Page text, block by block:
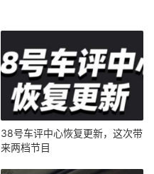
38号车评中心恢复更新，这次带
来两档节目